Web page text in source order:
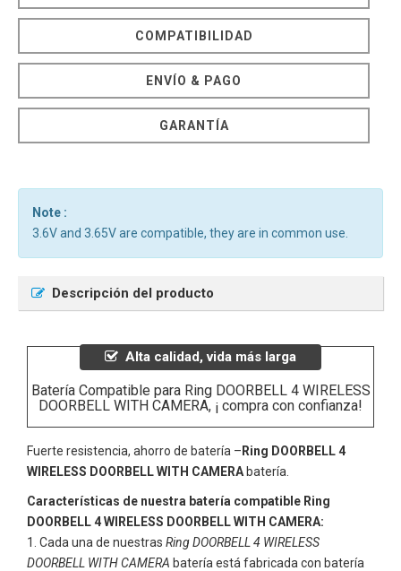
COMPATIBILIDAD
ENVÍO & PAGO
GARANTÍA
Note :
3.6V and 3.65V are compatible, they are in common use.
Descripción del producto
Alta calidad, vida más larga
Batería Compatible para Ring DOORBELL 4 WIRELESS
DOORBELL WITH CAMERA, ¡ compra con confianza!
Fuerte resistencia, ahorro de batería – Ring DOORBELL 4
WIRELESS DOORBELL WITH CAMERA batería.
Características de nuestra batería compatible Ring
DOORBELL 4 WIRELESS DOORBELL WITH CAMERA:
Cada una de nuestras Ring DOORBELL 4 WIRELESS
DOORBELL WITH CAMERA batería está fabricada con batería